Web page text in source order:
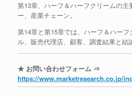
第13章、ハーフ＆ハーフクリームの
ー、産業チェーン。
第14章と第15章では、ハーフ＆ハー
ル、販売代理店、顧客、調査結果と結
★ お問い合わせフォーム ⇒
https://www.marketresearch.co.jp/